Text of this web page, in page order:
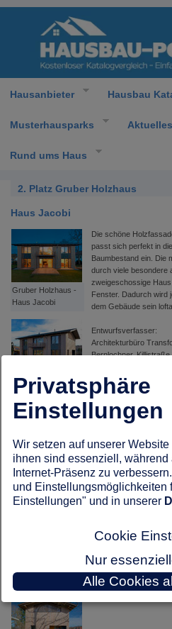
Hausanbieter Hausbau
Musterhausparks Aktuelles
Rund ums Haus
2. Platz Gruber Holzhaus
Haus Jacobi
Gruber Holzhaus -
Haus Jacobi
Gruber Holzhaus -
Haus Jacobi
Gruber Holzhaus -
Haus Jacobi
Haus Jacobi
Die schöne
passt sich perfekt in
Baumbestand ein. Die
durch viele besondere
zweigeschossige
Fenster. Dadurch wird
dem Gebäude sein
Entwurfsverfasser:
Architekturbüro
Bernlochner,
Fotos:
Michael Christian Peters
zurück zu: Hausbau
Privatsphäre
Einstellungen
Wir setzen auf unserer
ihnen sind essenziell,
Internet-Präsenz zu
und Einstellungsmöglichkeiten
Einstellungen" und in unserer
Cookie
Nur
Alle Cookies